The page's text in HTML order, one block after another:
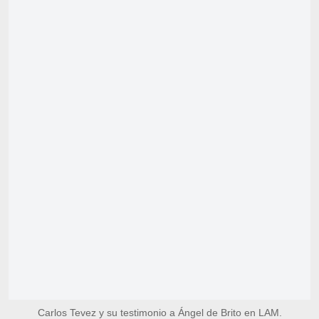
Carlos Tevez y su testimonio a Ángel de Brito en LAM.